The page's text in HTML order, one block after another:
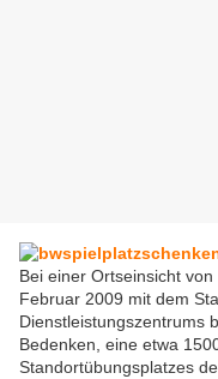
Bei einer Ortseinsicht
Februar 2009 mit dem
Dienstleistungszentrums
Bedenken, eine etwa
Standortübungsplatzes